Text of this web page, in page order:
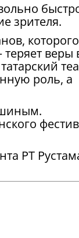
зрителя.
которого
веры
роль, а
РТ